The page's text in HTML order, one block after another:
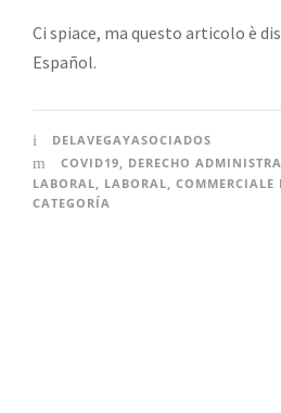
Ci spiace, ma questo articolo è
Español.
DELAVEGAYASOCIADOS
COVID19, DERECHO
LABORAL, LABORAL, COMMERCIALE
CATEGORÍA